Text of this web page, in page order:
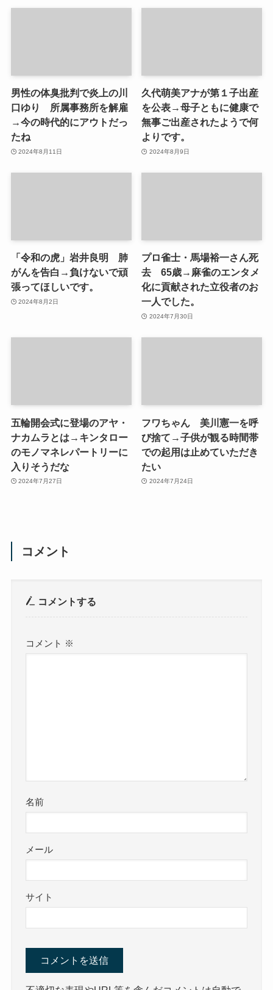
男性の体臭批判で炎上の川
口ゆり 所属事務所を解雇
→今の時代的にアウトだっ
たね
2024年8月11日
久代萌美アナが第１子出産
を公表→母子ともに健康で
無事ご出産されたようで何
よりです。
2024年8月9日
「令和の虎」岩井良明 肺
がんを告白→負けないで頑
張ってほしいです。
2024年8月2日
プロ雀士・馬場裕一さん死
去 65歳→麻雀のエンタメ
化に貢献された立役者のお
一人でした。
2024年7月30日
五輪開会式に登場のアヤ・
ナカムラとは→キンタロー
のモノマネレパートリーに
入りそうだな
2024年7月27日
フワちゃん 美川憲一を呼
び捨て→子供が観る時間帯
での起用は止めていただき
たい
2024年7月24日
コメント
コメントする
コメント ※
名前
メール
サイト